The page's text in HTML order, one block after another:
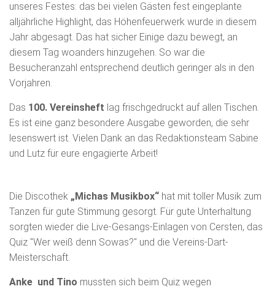
unseres Festes: das bei vielen Gästen fest eingeplante
alljährliche Highlight, das Höhenfeuerwerk wurde in diesem
Jahr abgesagt. Das hat sicher Einige dazu bewegt, an
diesem Tag woanders hinzugehen. So war die
Besucheranzahl entsprechend deutlich geringer als in den
Vorjahren.
Das 100. Vereinsheft lag frischgedruckt auf allen Tischen.
Es ist eine ganz besondere Ausgabe geworden, die sehr
lesenswert ist. Vielen Dank an das Redaktionsteam Sabine
und Lutz für eure engagierte Arbeit!
Die Discothek „Michas Musikbox“ hat mit toller Musik zum
Tanzen für gute Stimmung gesorgt. Für gute Unterhaltung
sorgten wieder die Live-Gesangs-Einlagen von Cersten, das
Quiz "Wer weiß denn Sowas?" und die Vereins-Dart-
Meisterschaft.
Anke und Tino mussten sich beim Quiz wegen